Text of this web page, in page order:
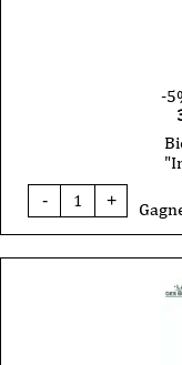
-
-
quantité
de
La
+